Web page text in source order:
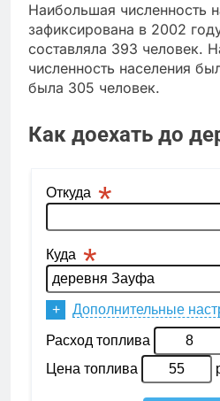
Наибольшая численность
зафиксирована в 2002
составляла 393 человек.
численность населения
была 305 человек.
Как доехать до